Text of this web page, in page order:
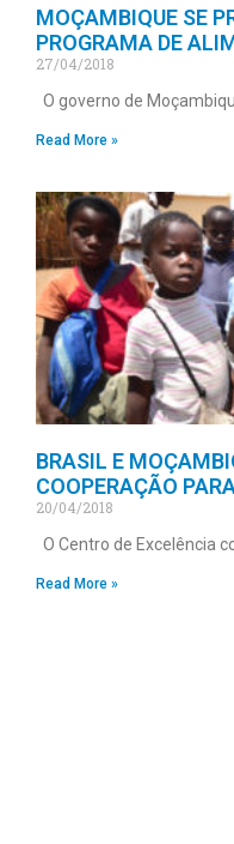
MOÇAMBIQUE SE
PROGRAMA DE
27/04/2018
O governo de
Read More »
BRASIL E
COOPERAÇÃO
20/04/2018
O Centro de Excelência
Read More »